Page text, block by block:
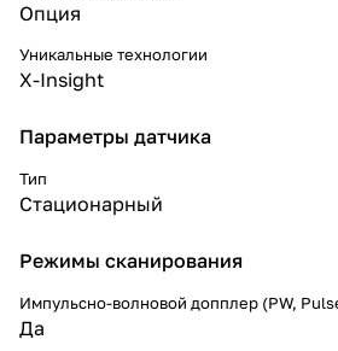
Опция
Уникальные технологии
X-Insight
Параметры датчика
Тип
Стационарный
Режимы сканирования
Импульсно-волновой допплер (PW,
Да